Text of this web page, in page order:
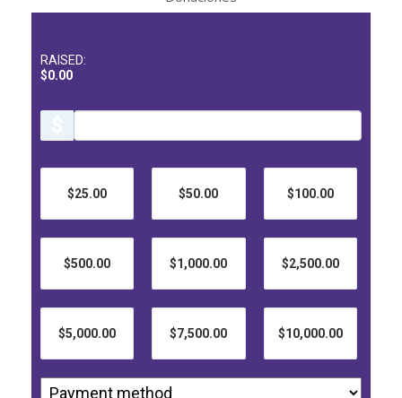
$0.00
RAISED:
$25.00 $50.00 $100.00
$500.00 $1,000.00 $2,500.00
$5,000.00 $7,500.00 $10,000.00